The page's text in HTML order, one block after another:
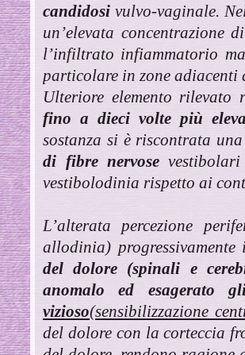
candidosi vulvo-vaginale.
un’elevata concentrazione
l’infiltrato infiammatorio
particolare in zone
Ulteriore elemento
fino a dieci volte più
sostanza si è riscontrata una
di fibre nervose
vestibolodinia rispetto ai
L’alterata percezione
allodinia) progressivamente
del dolore (spinali e
anomalo ed esagerato
vizioso(sensibilizzazione
del dolore con la corteccia